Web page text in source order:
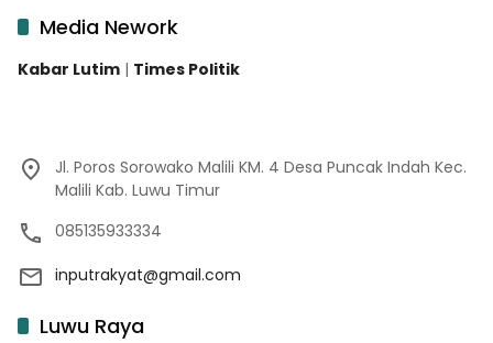
Media Nework
Kabar Lutim | Times Politik
Jl. Poros Sorowako Malili KM. 4 Desa Puncak Indah Kec.
Malili Kab. Luwu Timur
085135933334
inputrakyat@gmail.com
Luwu Raya